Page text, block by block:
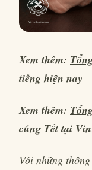
Xem thêm:
tiếng hiện nay
Xem thêm:
cúng Tết tại
Với những